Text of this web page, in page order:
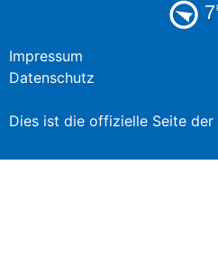
7
Impressum
Datenschutz
Dies ist die offizielle Seite der